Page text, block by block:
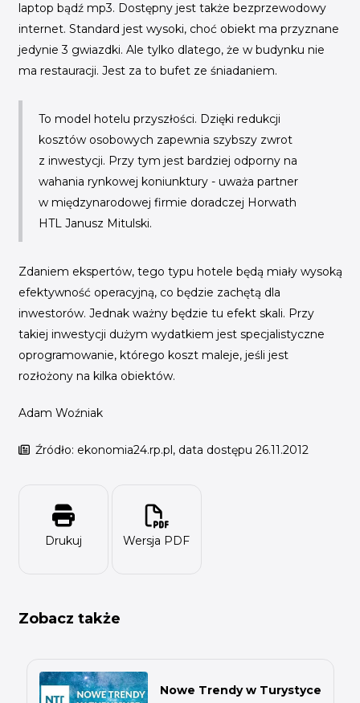
laptop bądź mp3. Dostępny jest także bezprzewodowy
internet. Standard jest wysoki, choć obiekt ma przyznane
jedynie 3 gwiazdki. Ale tylko dlatego, że w budynku nie
ma restauracji. Jest za to bufet ze śniadaniem.
To model hotelu przyszłości. Dzięki redukcji
kosztów osobowych zapewnia szybszy zwrot
z inwestycji. Przy tym jest bardziej odporny na
wahania rynkowej koniunktury- uważa partner
w międzynarodowej firmie doradczej Horwath
HTL Janusz Mitulski.
Zdaniem ekspertów, tego typu hotele będą miały wysoką
efektywność operacyjną, co będzie zachętą dla
inwestorów. Jednak ważny będzie tu efekt skali. Przy
takiej inwestycji dużym wydatkiem jest specjalistyczne
oprogramowanie, którego koszt maleje, jeśli jest
rozłożony na kilka obiektów.
Adam Woźniak
Źródło: ekonomia24.rp.pl, data dostępu 26.11.2012
Drukuj Wersja PDF
Zobacz także
Nowe Trendy w Turystyce